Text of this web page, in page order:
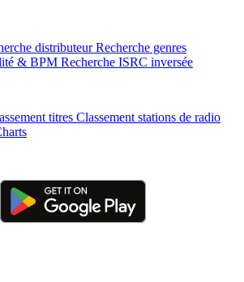
distributeur Recherche genres
& BPM Recherche ISRC inversée
titres Classement stations de radio